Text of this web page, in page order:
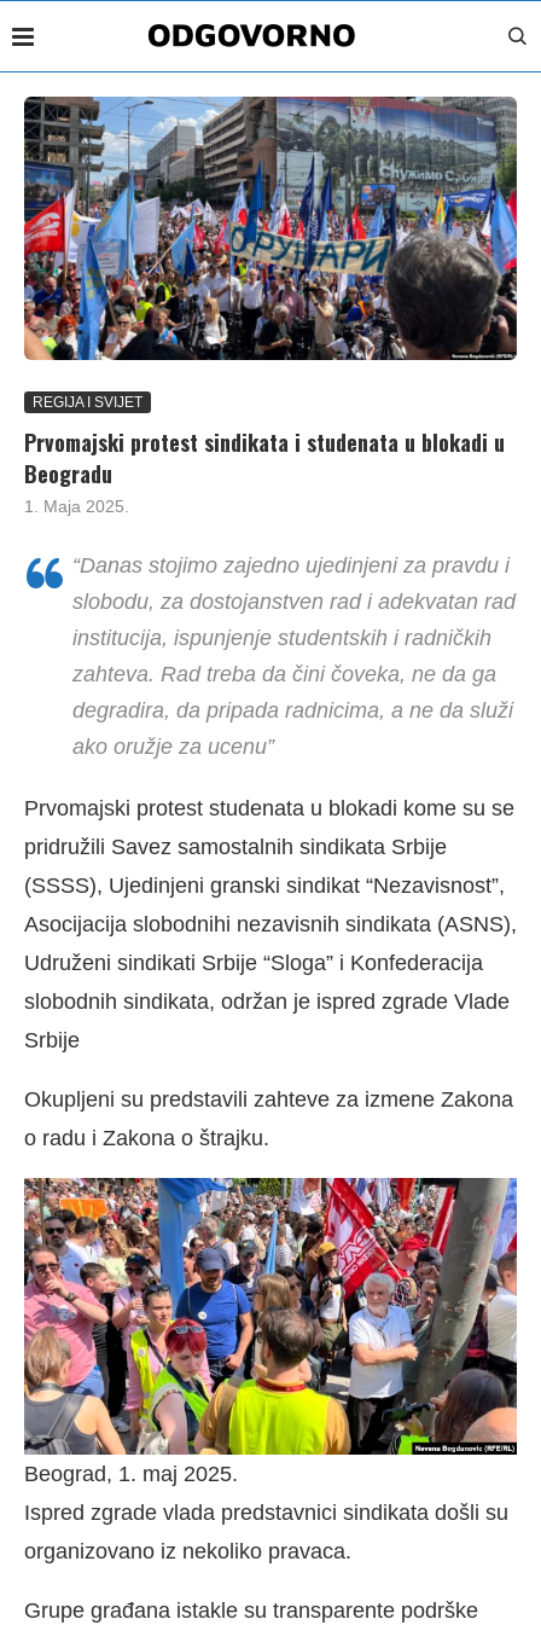
REGIJA I SVIJET
Prvomajski protest sindikata i studenata u blokadi u
Beogradu
1. Maja 2025.
“Danas stojimo zajedno ujedinjeni za pravdu i
slobodu, za dostojanstven rad i adekvatan rad
institucija, ispunjenje studentskih i radničkih
zahteva. Rad treba da čini čoveka, ne da ga
degradira, da pripada radnicima, a ne da služi
ako oružje za ucenu”
Prvomajski protest studenata u blokadi kome su se
pridružili Savez samostalnih sindikata Srbije
(SSSS), Ujedinjeni granski sindikat “Nezavisnost”,
Asocijacija slobodnihi nezavisnih sindikata (ASNS),
Udruženi sindikati Srbije “Sloga” i Konfederacija
slobodnih sindikata, održan je ispred zgrade Vlade
Srbije
Okupljeni su predstavili zahteve za izmene Zakona
o radu i Zakona o štrajku.
Beograd, 1. maj 2025.
Ispred zgrade vlada predstavnici sindikata došli su
organizovano iz nekoliko pravaca.
Grupe građana istakle su transparente podrške